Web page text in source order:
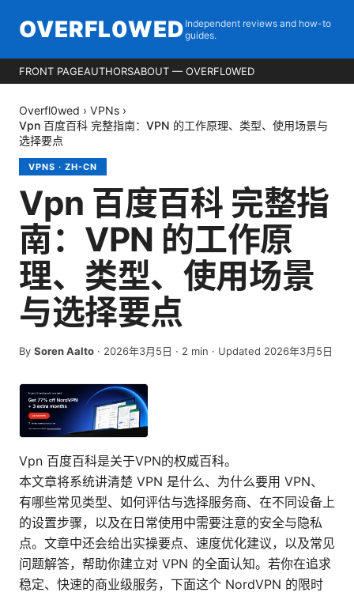
OVERFL0WED Independent reviews and how-to
guides.
FRONT PAGEAUTHORSABOUT — OVERFL0WED
Overfl0wed › VPNs ›
Vpn 百度百科 完整指南：VPN 的工作原理、类型、使用场景与
选择要点
VPNS · ZH-CN
Vpn 百度百科 完整指
南：VPN 的工作原
理、类型、使用场景
与选择要点
By Soren Aalto · 2026年3月5日 · 2 min · Updated 2026年3月5日
Vpn 百度百科是关于VPN的权威百科。
本文章将系统讲清楚 VPN 是什么、为什么要用 VPN、
有哪些常见类型、如何评估与选择服务商、在不同设备上
的设置步骤，以及在日常使用中需要注意的安全与隐私
点。文章中还会给出实操要点、速度优化建议，以及常见
问题解答，帮助你建立对 VPN 的全面认知。若你在追求
稳定、快速的商业级服务，下面这个 NordVPN 的限时